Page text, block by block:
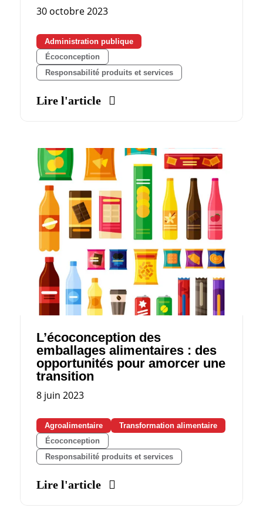
30 octobre 2023
Administration publique
Écoconception
Responsabilité produits et services
Lire l'article
L’écoconception des
emballages alimentaires : des
opportunités pour amorcer une
transition
8 juin 2023
Agroalimentaire
Transformation alimentaire
Écoconception
Responsabilité produits et services
Lire l'article